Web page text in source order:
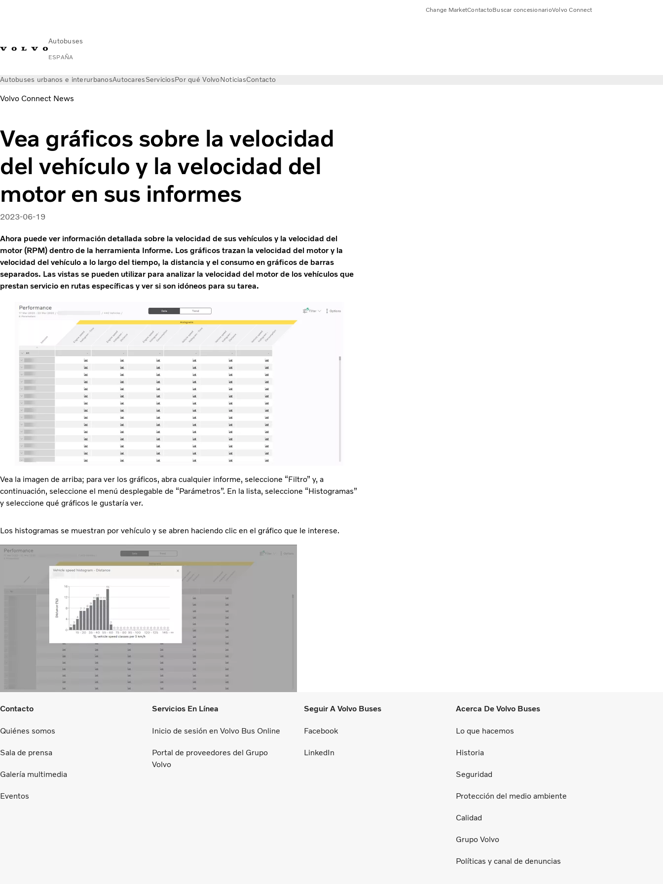
Autobuses
ESPAÑA
Change MarketContactoBuscar concesionarioVolvo Connect
Autobuses urbanos e interurbanosAutocaresServiciosPor qué VolvoNoticiasContacto
Volvo Connect News
Vea gráficos sobre la velocidad
del vehículo y la velocidad del
motor en sus informes
2023-06-19
Ahora puede ver información detallada sobre la velocidad de sus vehículos y la velocidad del
motor (RPM) dentro de la herramienta Informe. Los gráficos trazan la velocidad del motor y la
velocidad del vehículo a lo largo del tiempo, la distancia y el consumo en gráficos de barras
separados. Las vistas se pueden utilizar para analizar la velocidad del motor de los vehículos que
prestan servicio en rutas específicas y ver si son idóneos para su tarea.
Vea la imagen de arriba; para ver los gráficos, abra cualquier informe, seleccione “Filtro” y, a
continuación, seleccione el menú desplegable de “Parámetros”. En la lista, seleccione “Histogramas”
y seleccione qué gráficos le gustaría ver.
Los histogramas se muestran por vehículo y se abren haciendo clic en el gráfico que le interese.
Contacto
Quiénes somos
Sala de prensa
Galería multimedia
Eventos
Servicios En Línea
Inicio de sesión en Volvo Bus Online
Portal de proveedores del Grupo
Volvo
Seguir A Volvo Buses
Facebook
LinkedIn
Acerca De Volvo Buses
Lo que hacemos
Historia
Seguridad
Protección del medio ambiente
Calidad
Grupo Volvo
Políticas y canal de denuncias